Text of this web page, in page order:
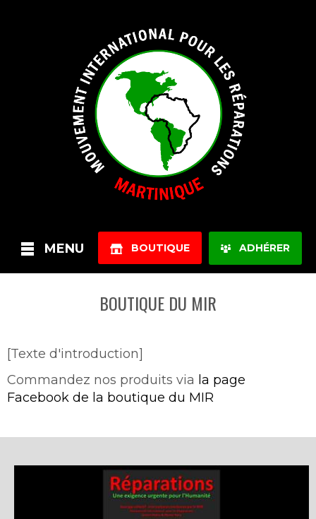
ADHÉRER
BOUTIQUE
MENU
BOUTIQUE DU MIR
[Texte d'introduction]
Commandez nos produits via la page
Facebook de la boutique du MIR